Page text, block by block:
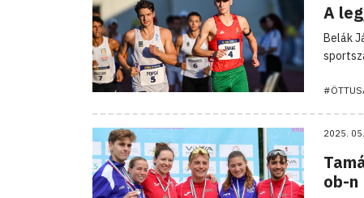
A
Belák
2025.
ob-n